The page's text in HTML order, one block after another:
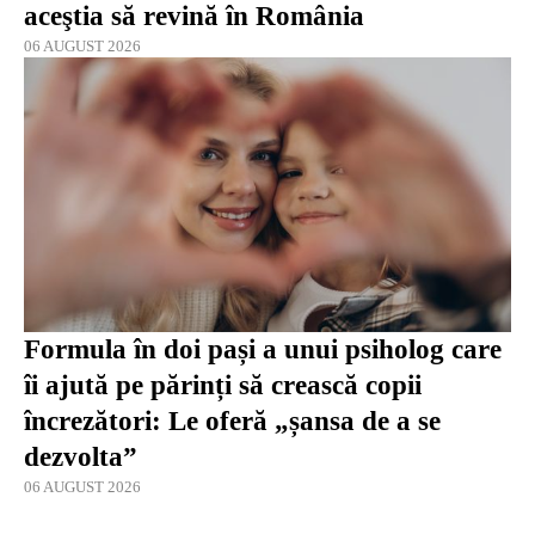
aceştia să revină în România
06 AUGUST 2026
Formula în doi pași a unui psiholog care
îi ajută pe părinți să crească copii
încrezători: Le oferă „șansa de a se
dezvolta”
06 AUGUST 2026